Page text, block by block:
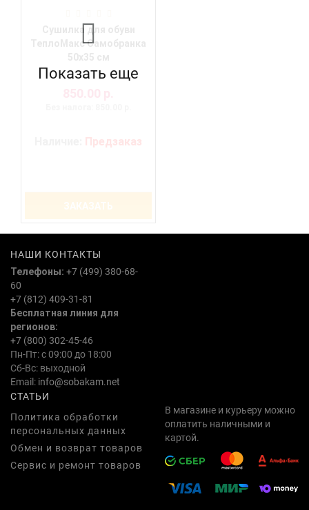
ТеплоМакс Самобранка
Предзаказ
ЗАКАЗАТЬ
Показать еще
НАШИ КОНТАКТЫ
Телефоны: +7 (499) 380-68-
60
+7 (812) 409-31-81
Бесплатная линия для
регионов:
+7 (800) 302-45-46
Пн-Пт: с 09:00 до 18:00
Сб-Вс: выходной
Email: info@sobakam.net
СТАТЬИ
Политика обработки
персональных данных
Обмен и возврат товаров
Сервис и ремонт товаров
В магазине и курьеру можно
оплатить наличными и
картой.